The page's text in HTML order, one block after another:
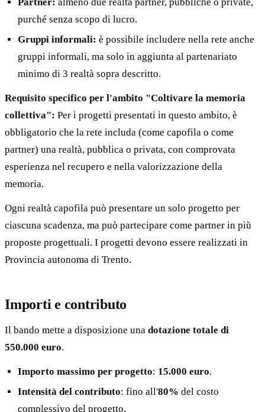
purché senza scopo di lucro.
Gruppi informali: è possibile includere nella rete anche
gruppi informali, ma solo in aggiunta al partenariato
minimo di 3 realtà sopra descritto.
Requisito specifico per l'ambito "Coltivare la memoria
collettiva": Per i progetti presentati in questo ambito, è
obbligatorio che la rete includa (come capofila o come
partner) una realtà, pubblica o privata, con comprovata
esperienza nel recupero e nella valorizzazione della
memoria.
Ogni realtà capofila può presentare un solo progetto per
ciascuna scadenza, ma può partecipare come partner in più
proposte progettuali. I progetti devono essere realizzati in
Provincia autonoma di Trento.
Importi e contributo
Il bando mette a disposizione una dotazione totale di
550.000 euro.
Importo massimo per progetto: 15.000 euro.
Intensità del contributo: fino all'80% del costo
complessivo del progetto.